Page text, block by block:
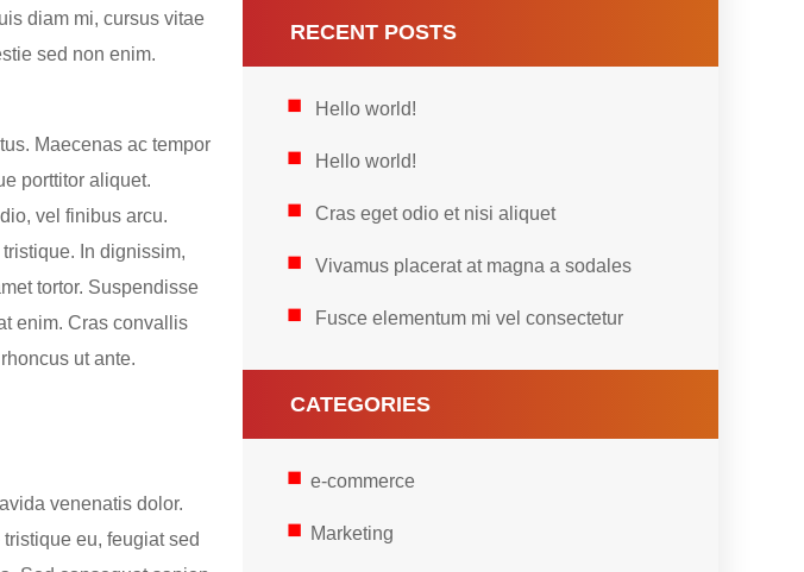
diam mi, cursus vitae
sed non enim.
Maecenas ac tempor
porttitor aliquet.
vel finibus arcu.
In dignissim,
tortor. Suspendisse
enim. Cras convallis
ut ante.
venenatis dolor.
eu, feugiat sed
RECENT POSTS
Hello world!
Hello world!
Cras eget odio et nisi aliquet
Vivamus placerat at magna a sodales
Fusce elementum mi vel consectetur
CATEGORIES
e-commerce
Marketing